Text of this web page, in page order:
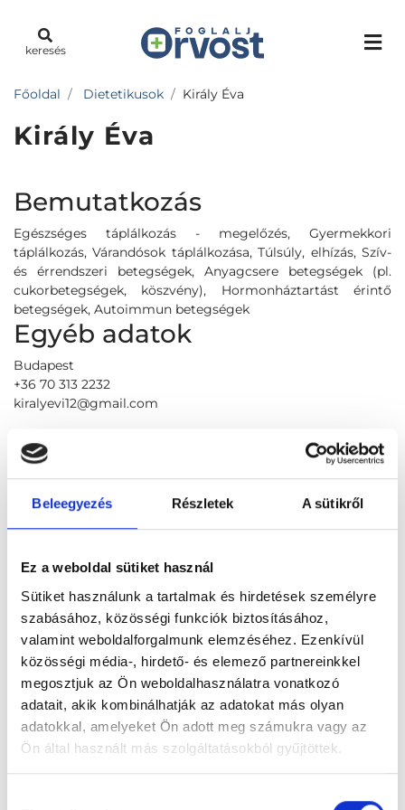
Beleegyezés Részletek A sütikről
Ez a weboldal sütiket használ
Sütiket használunk a tartalmak és hirdetések személyre
szabásához, közösségi funkciók biztosításához,
valamint weboldalforgalmunk elemzéséhez. Ezenkívül
közösségi média-, hirdető- és elemező partnereinkkel
megosztjuk az Ön weboldalhasználatra vonatkozó
adatait, akik kombinálhatják az adatokat más olyan
adatokkal, amelyeket Ön adott meg számukra vagy az
Ön által használt más szolgáltatásokból gyűjtöttek.
keresés
Főoldal Dietetikusok Király Éva
Király Éva
Bemutatkozás
Egészséges táplálkozás - megelőzés, Gyermekkori
táplálkozás, Várandósok táplálkozása, Túlsúly, elhízás, Szív-
és érrendszeri betegségek, Anyagcsere betegségek (pl.
cukorbetegségek, köszvény), Hormonháztartást érintő
betegségek, Autoimmun betegségek
Egyéb adatok
Budapest
+36 70 313 2232
kiralyevi12@gmail.com
Foglalj időpontot megbízható
magánorvosokhoz most!
Válassz helyszínt